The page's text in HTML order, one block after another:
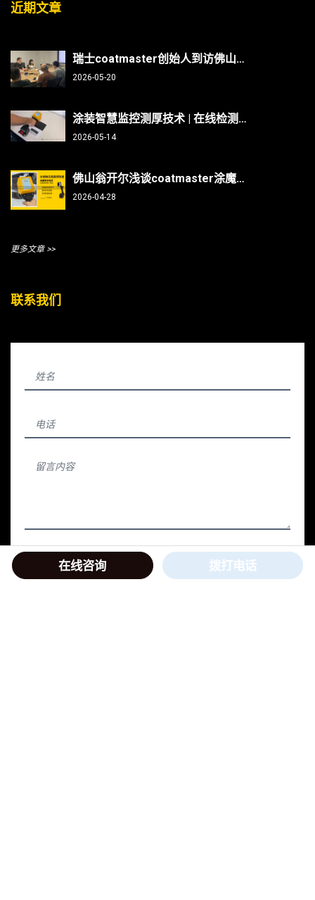
近期文章
瑞士coatmaster创始人到访佛山翁开尔：非接触测厚技术能否破解涂装行业“效率与精度”难题？
2026-05-20
涂装智慧监控测厚技术 | 在线检测、非接触无损、防呆、不限底材
2026-05-14
佛山翁开尔浅谈coatmaster涂魔师测曲面/焊缝/内部，复杂部件涂层测厚不再难
2026-04-28
更多文章 >>
联系我们
提交 +
在线咨询 拨打电话